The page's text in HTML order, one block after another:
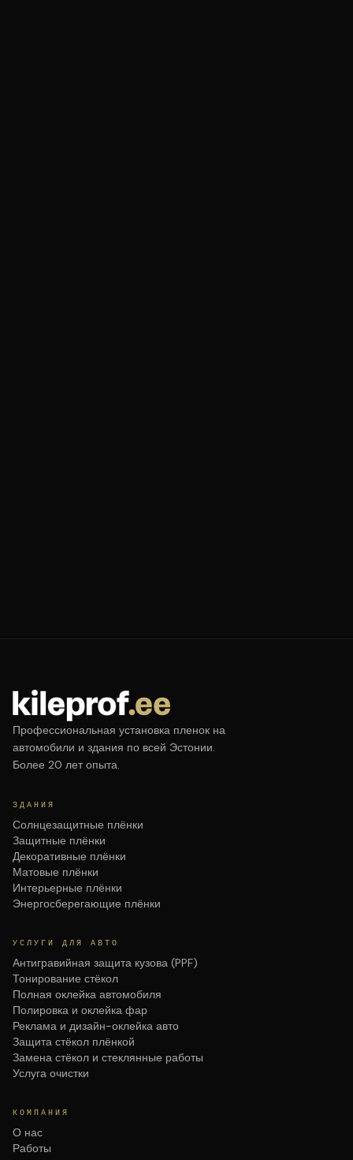
Профессиональная установка пленок на
автомобили и здания по всей Эстонии.
Более 20 лет опыта.
ЗДАНИЯ
Солнцезащитные плёнки
Защитные плёнки
Декоративные плёнки
Матовые плёнки
Интерьерные плёнки
Энергосберегающие плёнки
УСЛУГИ ДЛЯ АВТО
Антигравийная защита кузова (PPF)
Тонирование стёкол
Полная оклейка автомобиля
Полировка и оклейка фар
Реклама и дизайн-оклейка авто
Защита стёкол плёнкой
Замена стёкол и стеклянные работы
Услуга очистки
КОМПАНИЯ
О нас
Работы